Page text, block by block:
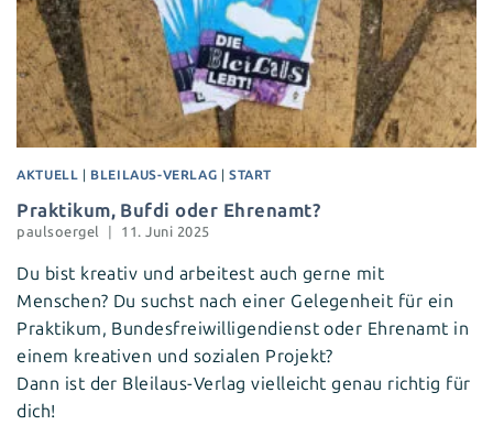
AKTUELL BLEILAUS-VERLAG |START
Praktikum, Bufdi oder Ehrenamt?
paulsoergel 11. Juni 2025
Du bist kreativ und arbeitest auch gerne mit
Menschen? Du suchst nach einer Gelegenheit für ein
Praktikum, Bundesfreiwilligendienst oder Ehrenamt in
einem kreativen und sozialen Projekt?
Dann ist der Bleilaus-Verlag vielleicht genau richtig für
dich!